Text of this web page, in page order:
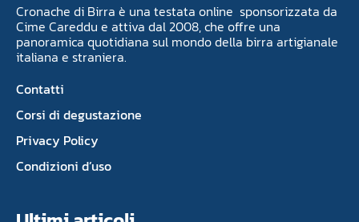
Cronache di Birra è una testata online sponsorizzata da
Cime Careddu e attiva dal 2008, che offre una
panoramica quotidiana sul mondo della birra artigianale
italiana e straniera.
Contatti
Corsi di degustazione
Privacy Policy
Condizioni d’uso